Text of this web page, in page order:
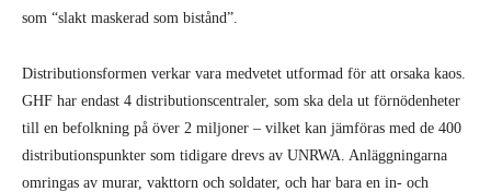
som “slakt maskerad som bistånd”.
Distributionsformen verkar vara medvetet utformad för att orsaka kaos.
GHF har endast 4 distributionscentraler, som ska dela ut förnödenheter
till en befolkning på över 2 miljoner – vilket kan jämföras med de 400
distributionspunkter som tidigare drevs av UNRWA. Anläggningarna
omringas av murar, vakttorn och soldater, och har bara en in- och